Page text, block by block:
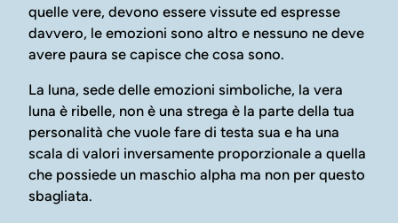
quelle vere, devono essere vissute ed espresse
davvero, le emozioni sono altro e nessuno ne deve
avere paura se capisce che cosa sono.
La luna, sede delle emozioni simboliche, la vera
luna è ribelle, non è una strega è la parte della tua
personalità che vuole fare di testa sua e ha una
scala di valori inversamente proporzionale a quella
che possiede un maschio alpha ma non per questo
sbagliata.